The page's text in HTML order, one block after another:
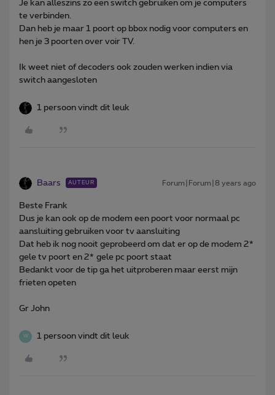
Je kan alleszins zo een switch gebruiken om je computers
te verbinden.
Dan heb je maar 1 poort op bbox nodig voor computers en
hen je 3 poorten over voir TV.
Ik weet niet of decoders ook zouden werken indien via
switch aangesloten
1 persoon vindt dit leuk
Baars AUTEUR Forum|Forum|8 years ago
Beste Frank
Dus je kan ook op de modem een poort voor normaal pc
aansluiting gebruiken voor tv aansluiting
Dat heb ik nog nooit geprobeerd om dat er op de modem 2*
gele tv poort en 2* gele pc poort staat
Bedankt voor de tip ga het uitproberen maar eerst mijn
frieten opeten
Gr John
W 1 persoon vindt dit leuk